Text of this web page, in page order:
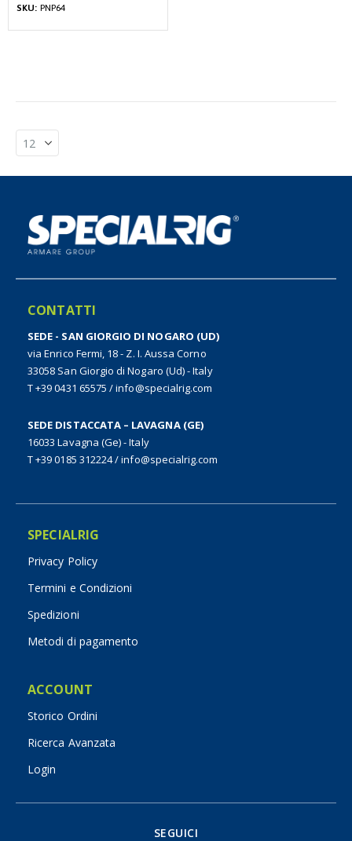
SKU: PNP64
CONTATTI
SEDE - SAN GIORGIO DI NOGARO (UD)
via Enrico Fermi, 18 - Z. I. Aussa Corno
33058 San Giorgio di Nogaro (Ud) - Italy
T +39 0431 65575 /info@specialrig.com
SEDE DISTACCATA – LAVAGNA (GE)
16033 Lavagna (Ge) - Italy
T +39 0185 312224/info@specialrig.com
SPECIALRIG
Privacy Policy
Termini e Condizioni
Spedizioni
Metodi di pagamento
ACCOUNT
Storico Ordini
Ricerca Avanzata
Login
SEGUICI